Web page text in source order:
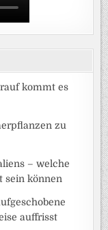
kommt es
zu
– welche
sein können
auffrisst